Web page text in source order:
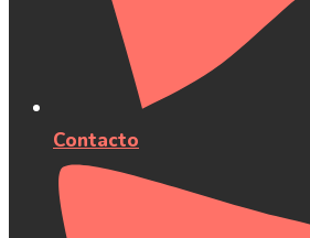
Contacto